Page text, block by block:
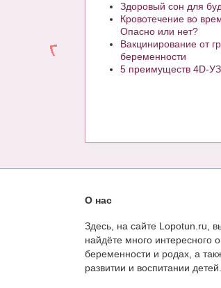
Здоровый сон для
Кровотечение во
Опасно или нет?
Вакцинирование от
беременности
5 преимуществ 4D-
О нас
Здесь, на сайте Lopotun.ru,
найдёте много интересного о
беременности и родах, а
развитии и воспитании детей.